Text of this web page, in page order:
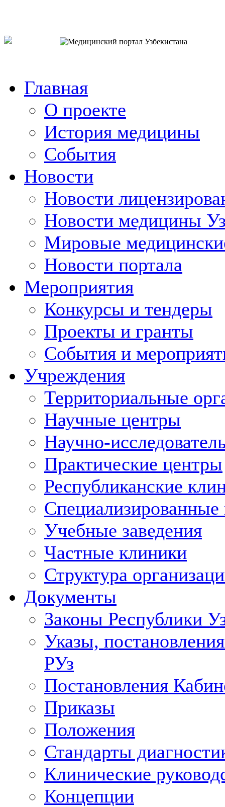
Главная
О проекте
История медицины
События
Новости
Новости
Новости медицины
Мировые
Новости портала
Мероприятия
Конкурсы и тендеры
Проекты и гранты
События и
Учреждения
Территориальные
Научные центры
Научно-
Практические центры
Республиканские
Учебные заведения
Частные клиники
Структура
Документы
Законы Республики
Указы,
РУз
Постановления
Приказы
Положения
Стандарты
Клинические
Концепции